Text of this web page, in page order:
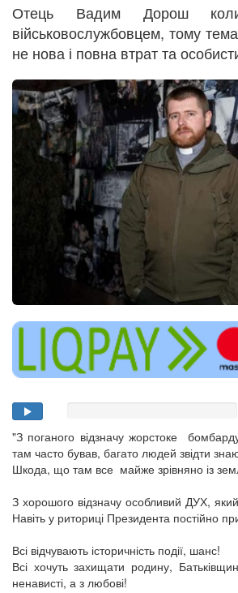
Отець Вадим Дорош
військовослужбовцем, тому
не нова і повна втрат та
"З поганого відзначу жорстоке
там часто бував, багато людей звідти
Шкода, що там все майже зрівняно із
З хорошого відзначу особливий ДУХ,
Навіть у риториці Президента постійно
Всі відчувають історичність події, шанс!
Всі хочуть захищати родину,
ненависті, а з любові!